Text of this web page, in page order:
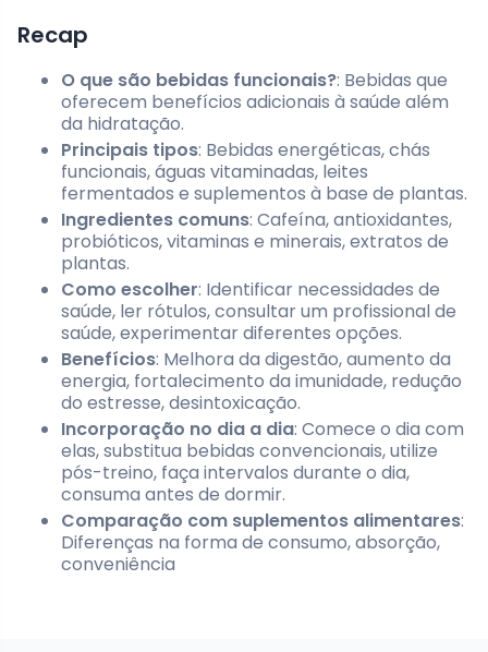
Recap
O que são bebidas funcionais?: Bebidas que
oferecem benefícios adicionais à saúde além
da hidratação.
Principais tipos: Bebidas energéticas, chás
funcionais, águas vitaminadas, leites
fermentados e suplementos à base de plantas.
Ingredientes comuns: Cafeína, antioxidantes,
probióticos, vitaminas e minerais, extratos de
plantas.
Como escolher: Identificar necessidades de
saúde, ler rótulos, consultar um profissional de
saúde, experimentar diferentes opções.
Benefícios: Melhora da digestão, aumento da
energia, fortalecimento da imunidade, redução
do estresse, desintoxicação.
Incorporação no dia a dia: Comece o dia com
elas, substitua bebidas convencionais, utilize
pós-treino, faça intervalos durante o dia,
consuma antes de dormir.
Comparação com suplementos alimentares:
Diferenças na forma de consumo, absorção,
conveniência